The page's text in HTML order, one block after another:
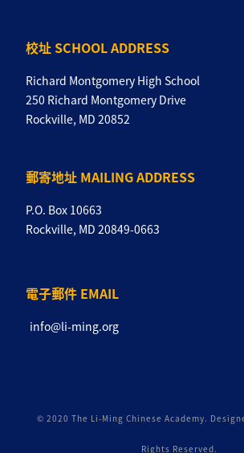
校址 SCHOOL ADDRESS
Richard Montgomery High School
250 Richard Montgomery Drive
Rockville, MD 20852
郵寄地址 MAILING ADDRESS
P.O. Box 10663
Rockville, MD 20849-0663
電子郵件 EMAIL
info@li-ming.org
© 2020 The Li-Ming Chinese Academy.
Rights Reserved.